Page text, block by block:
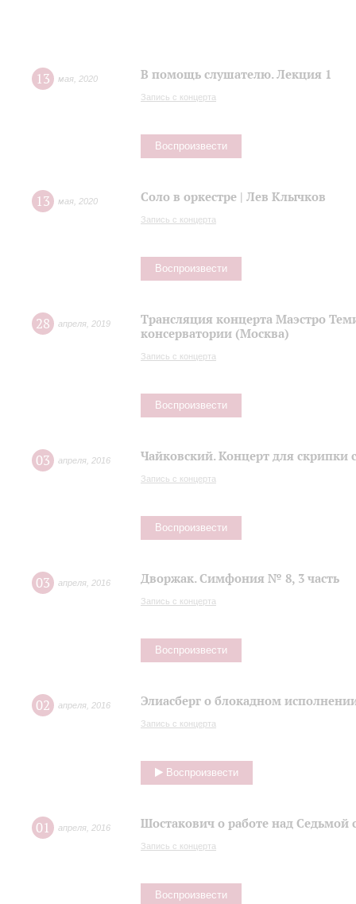
13 мая 2020 В помощь слушателю. Лекция 1
Запись с концерта
Воспроизвести
13 мая 2020 Соло в оркестре | Лев Клычков
Запись с концерта
Воспроизвести
28 апреля 2019
Трансляция концерта Маэстро
консерватории (Москва)
Запись с концерта
Воспроизвести
03 апреля 2016 Чайковский. Концерт для скрипки
Запись с концерта
Воспроизвести
03 апреля 2016 Дворжак. Симфония № 8, 3 часть
Запись с концерта
Воспроизвести
02 апреля 2016 Элиасберг о блокадном
Запись с концерта
Воспроизвести
01 апреля 2016 Шостакович о работе над
Запись с концерта
Воспроизвести